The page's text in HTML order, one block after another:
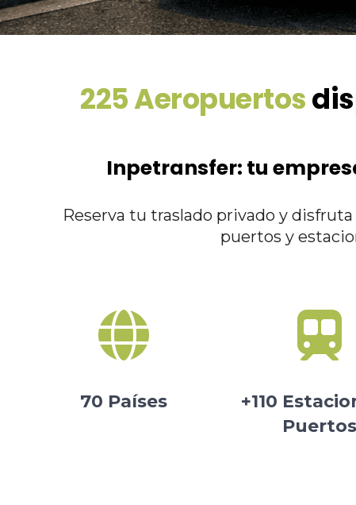
225 Aeropuertos
Inpetransfer: tu
Reserva tu traslado privado y
puertos y
70 Países
+110
Puertos